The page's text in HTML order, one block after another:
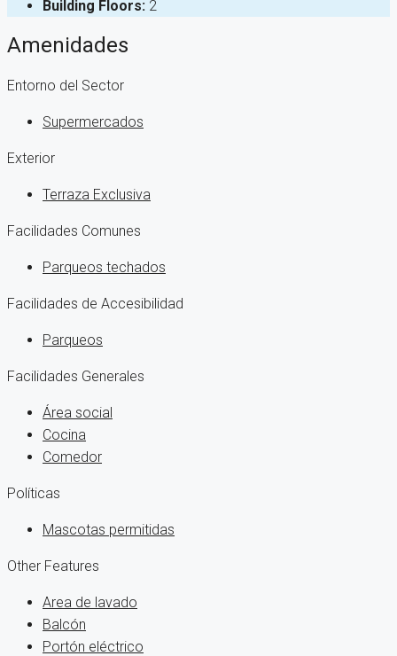
Building Floors: 2
Amenidades
Entorno del Sector
Supermercados
Exterior
Terraza Exclusiva
Facilidades Comunes
Parqueos techados
Facilidades de Accesibilidad
Parqueos
Facilidades Generales
Área social
Cocina
Comedor
Políticas
Mascotas permitidas
Other Features
Area de lavado
Balcón
Portón eléctrico